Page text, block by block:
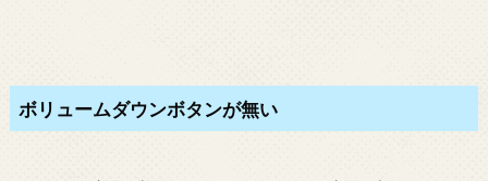
ボリュームダウンボタンが無い